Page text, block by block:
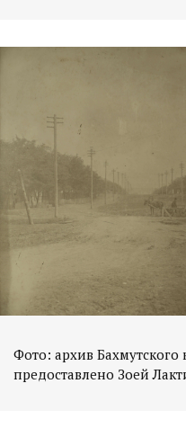
Фото: архив Бахмутского
предоставлено Зоей